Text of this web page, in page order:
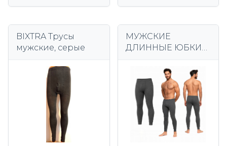
BIXTRA Трусы
мужские, серые
МУЖСКИЕ
ДЛИННЫЕ ЮБКИ